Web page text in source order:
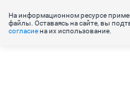
На информационном ресурсе
файлы. Оставаясь на сайте, вы
согласиена их использование.